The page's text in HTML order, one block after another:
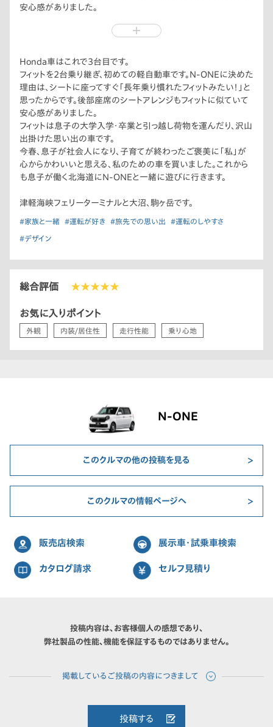
安心感がありました。
出掛けた思い出の車です。
心からかわいいと思える、私のための車を買いました。これから
も息子が働く北海道にN-ONEと一緒に遊びに行きます。
Honda車はこれで3台目です。
フィットを2台乗り継ぎ、初めての軽自動車です。N-ONEに決めた
理由は、シートに座ってすぐ「長年乗り慣れたフィットみたい！」と
思ったからです。後部座席のシートアレンジもフィットに似ていて
安心感がありました。
フィットは息子の大学入学・卒業と引っ越し荷物を運んだり、沢山
出掛けた思い出の車です。
今春、息子が社会人になり、子育てが終わったご褒美に「私」が
心からかわいいと思える、私のための車を買いました。これから
も息子が働く北海道にN-ONEと一緒に遊びに行きます。
津軽海峡フェリーターミナルと大沼、駒ヶ岳です。
#家族と一緒 #運転が好き #旅先での思い出 #運転のしやすさ
#デザイン
総合評価 ★★★★★
お気に入りポイント
外観 内装/居住性 走行性能 乗り心地
N-ONE
このクルマの他の投稿を見る
このクルマの情報ページへ
販売店検索 展示車・試乗車検索
カタログ請求 セルフ見積り
投稿内容は、お客様個人の感想であり、
弊社製品の性能、機能を保証するものではありません。
投稿する